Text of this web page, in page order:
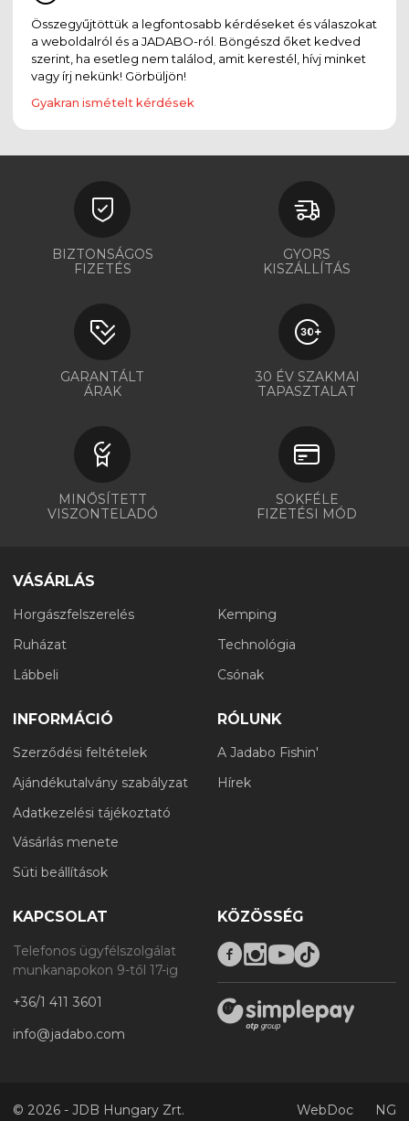
Összegyűjtöttük a legfontosabb kérdéseket és válaszokat
a weboldalról és a JADABO-ról. Böngészd őket kedved
szerint, ha esetleg nem találod, amit kerestél, hívj minket
vagy írj nekünk! Görbüljön!
Gyakran ismételt kérdések
BIZTONSÁGOS
FIZETÉS
GYORS
KISZÁLLÍTÁS
GARANTÁLT
ÁRAK
30 ÉV SZAKMAI
TAPASZTALAT
MINŐSÍTETT
VISZONTELADÓ
SOKFÉLE
FIZETÉSI MÓD
VÁSÁRLÁS
Horgászfelszerelés
Ruházat
Lábbeli
Kemping
Technológia
Csónak
INFORMÁCIÓ
Szerződési feltételek
Ajándékutalvány szabályzat
Adatkezelési tájékoztató
Vásárlás menete
Süti beállítások
RÓLUNK
A Jadabo Fishin'
Hírek
KAPCSOLAT
Telefonos ügyfélszolgálat
munkanapokon 9-től 17-ig
+36/1 411 3601
info@jadabo.com
KÖZÖSSÉG
© 2026 - JDB Hungary Zrt. WebDoc NG